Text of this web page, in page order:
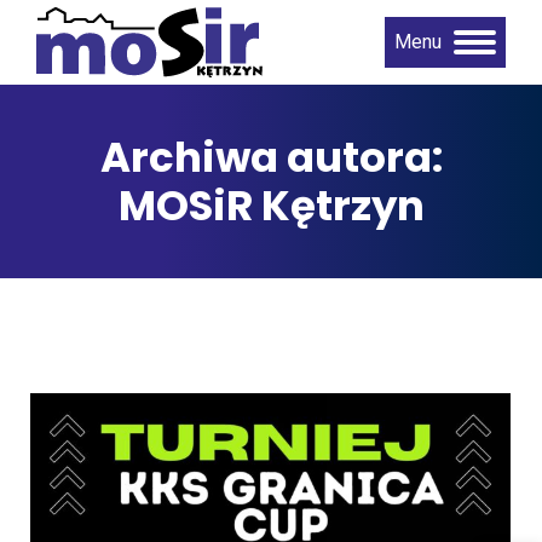
Menu
Archiwa autora:
MOSiR Kętrzyn